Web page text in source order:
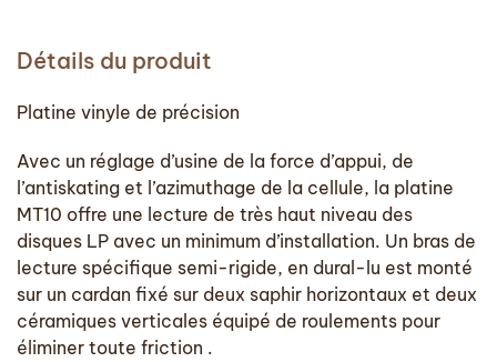
Détails du produit
Platine vinyle de précision
Avec un réglage d’usine de la force d’appui, de
l’antiskating et l’azimuthage de la cellule, la platine
MT10 offre une lecture de très haut niveau des
disques LP avec un minimum d’installation. Un bras de
lecture spécifique semi-rigide, en dural-lu est monté
sur un cardan fixé sur deux saphir horizontaux et deux
céramiques verticales équipé de roulements pour
éliminer toute friction .